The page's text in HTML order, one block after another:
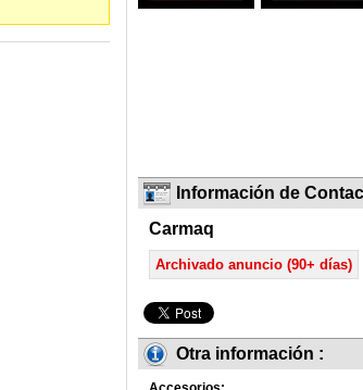
Información de
Carmaq
Archivado anuncio (90+ días)
Otra información :